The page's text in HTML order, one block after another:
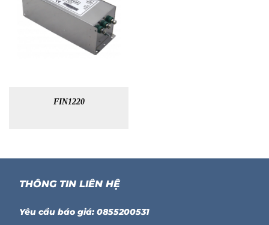
FIN1220
THÔNG TIN LIÊN HỆ
Yêu cầu báo giá: 0855200531